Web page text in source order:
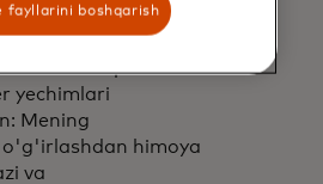
kichik
tarqatiladigan
Marketplace
yechimlari
Mening
o'g'irlashdan himoya
va
fayllarini boshqarish